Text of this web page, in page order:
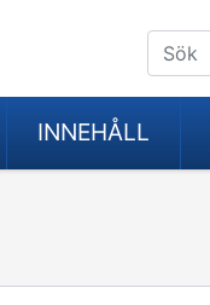
INNEHÅLL